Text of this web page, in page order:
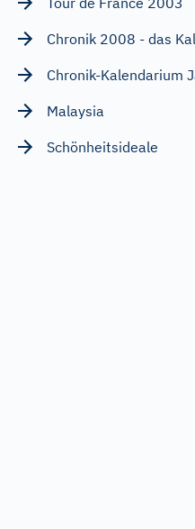
Chronik 2008 - das
Chronik-Kalendarium
Malaysia
Schönheitsideale